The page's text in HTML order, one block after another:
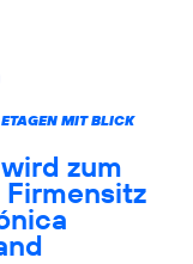
MIT BLICK
zum